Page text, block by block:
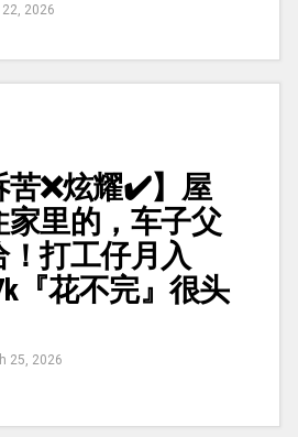
2026
苦❌炫耀✔️】屋
家里的，车子父
！打工仔月入
『花不完』很头
25, 2026